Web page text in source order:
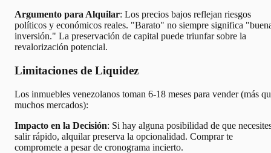
Argumento para Alquilar: Los precios bajos reflejan riesgos
políticos y económicos reales. "Barato" no siempre significa
inversión." La preservación de capital puede triunfar sobre la
revalorización potencial.
Limitaciones de Liquidez
Los inmuebles venezolanos toman 6-18 meses para vender (más
muchos mercados):
Impacto en la Decisión: Si hay alguna posibilidad de que
salir rápido, alquilar preserva la opcionalidad. Comprar te
compromete a pesar de cronograma incierto.